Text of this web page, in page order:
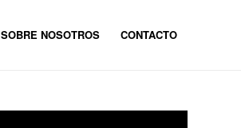
SOBRE NOSOTROS CONTACTO